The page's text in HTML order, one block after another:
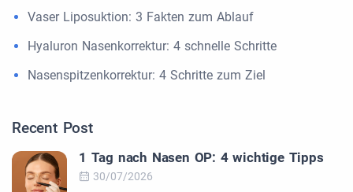
Vaser Liposuktion: 3 Fakten zum Ablauf
Hyaluron Nasenkorrektur: 4 schnelle Schritte
Nasenspitzenkorrektur: 4 Schritte zum Ziel
Recent Post
1 Tag nach Nasen OP: 4 wichtige Tipps
30/07/2026